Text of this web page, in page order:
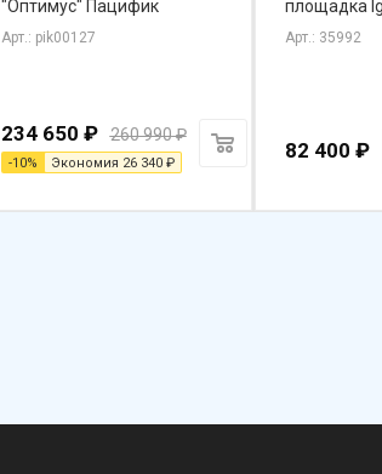
"Оптимус" Пацифик
Арт.: pik00127
234 650 ₽ 260 990₽
-10% Экономия 26 340₽
площадка
Арт.: 35992
82 400 ₽